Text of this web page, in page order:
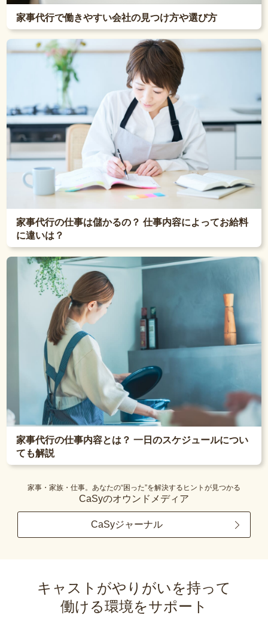
家事代行で働きやすい会社の見つけ方や選び方
家事代行の仕事は儲かるの？ 仕事内容によってお給料
に違いは？
家事代行の仕事内容とは？ 一日のスケジュールについ
ても解説
家事・家族・仕事。あなたの“困った”を解決するヒントが見つかる
CaSyのオウンドメディア
CaSyジャーナル
キャストがやりがいを持って
働ける環境をサポート